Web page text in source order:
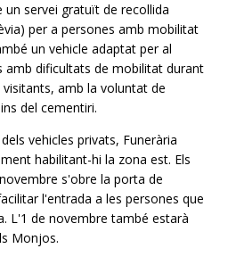
servei gratuït de recollida
per a persones amb mobilitat
un vehicle adaptat per al
amb dificultats de mobilitat durant
amb la voluntat de
del cementiri.
vehicles privats, Funerària
habilitant-hi la zona est. Els
s'obre la porta de
l'entrada a les persones que
L'1 de novembre també estarà
Monjos.